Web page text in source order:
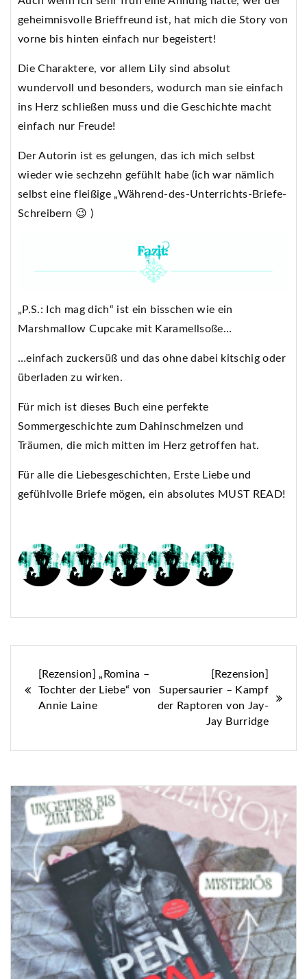
geheimnisvolle Brieffreund ist, hat mich die Story von
vorne bis hinten einfach nur begeistert!
Die Charaktere, vor allem Lily sind absolut
wundervoll und besonders, wodurch man sie einfach
ins Herz schließen muss und die Geschichte macht
einfach nur Freude!
Der Autorin ist es gelungen, das ich mich selbst
wieder wie sechzehn gefühlt habe (ich war nämlich
selbst eine fleißige „Während-des-Unterrichts-Briefe-
Schreibern 😉 )
„P.S.: Ich mag dich“ ist ein bisschen wie ein
Marshmallow Cupcake mit Karamellsoße…
…einfach zuckersüß und das ohne dabei kitschig oder
überladen zu wirken.
Für mich ist dieses Buch eine perfekte
Sommergeschichte zum Dahinschmelzen und
Träumen, die mich mitten im Herz getroffen hat.
Für alle die Liebesgeschichten, Erste Liebe und
gefühlvolle Briefe mögen, ein absolutes MUST READ!
Beitragsnavigation
[Rezension] „Romina –
Tochter der Liebe“ von
Annie Laine
[Rezension]
Supersaurier – Kampf
der Raptoren von Jay-
Jay Burridge